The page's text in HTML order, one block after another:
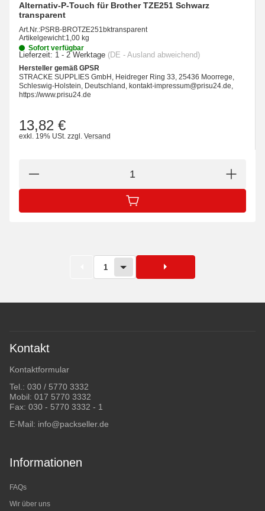
Alternativ-P-Touch für Brother TZE251 Schwarz
transparent
Art.Nr.:PSRB-BROTZE251bktransparent
Artikelgewicht:1,00 kg
Sofort verfügbar
Lieferzeit: 1 - 2 Werktage (DE - Ausland abweichend)
Hersteller gemäß GPSR
STRACKE SUPPLIES GmbH, Heidreger Ring 33, 25436 Moorrege,
Schleswig-Holstein, Deutschland, kontakt-impressum@prisu24.de,
https://www.prisu24.de
13,82 €
exkl. 19% USt. zzgl. Versand
IN DEN WARENKORB
1
Kontakt
Kontaktformular
Tel.: 030 / 5770 3332
Mobil: 017 5770 3332
Fax: 030 - 5770 3332 - 1
E-Mail: info@packseller.de
Informationen
FAQs
Wir über uns